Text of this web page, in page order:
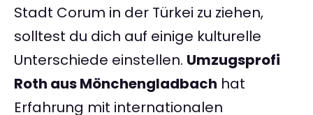
Stadt Corum in der Türkei zu ziehen,
solltest du dich auf einige kulturelle
Unterschiede einstellen. Umzugsprofi
Roth aus Mönchengladbach hat
Erfahrung mit internationalen